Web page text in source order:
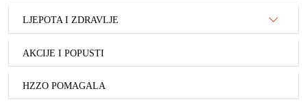
LJEPOTA I ZDRAVLJE
AKCIJE I POPUSTI
HZZO POMAGALA